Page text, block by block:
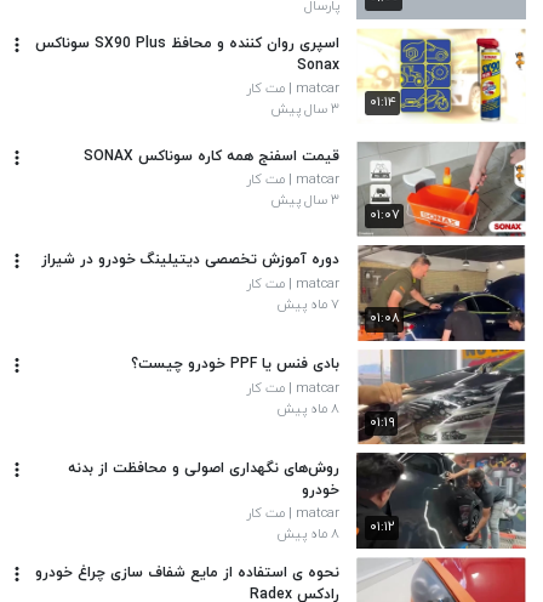
پارسال
۰۱:۱۴
اسپری روان کننده و محافظ SX90 Plus سوناکس
Sonax
matcar | مت کار
۳ سال پیش
۰۱:۰۷
قیمت اسفنج همه کاره سوناکس SONAX
matcar | مت کار
۳ سال پیش
۰۱:۰۸
دوره آموزش تخصصی دیتیلینگ خودرو در شیراز
matcar | مت کار
۷ ماه پیش
۰۱:۱۹
بادی فنس یا PPF خودرو چیست؟
matcar | مت کار
۸ ماه پیش
۰۱:۱۲
روش‌های نگهداری اصولی و محافظت از بدنه
خودرو
matcar | مت کار
۸ ماه پیش
نحوه ی استفاده از مایع شفاف سازی چراغ خودرو
رادکس Radex